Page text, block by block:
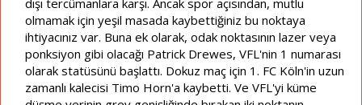
olmamak için yeşil masada kaybettiğiniz bu noktaya
ihtiyacınız var. Buna ek olarak, odak noktasının lazer veya
ponksiyon gibi olacağı Patrick Drewes, VFL'nin 1 numarası
olarak statüsünü başlattı. Dokuz maç için 1. FC Köln'in uzun
zamanlı kalecisi Timo Horn'a kaybetti. Ve VFL'yi küme